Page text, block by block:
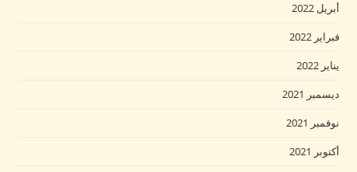
أبريل 2022
فبراير 2022
يناير 2022
ديسمبر 2021
نوفمبر 2021
أكتوبر 2021